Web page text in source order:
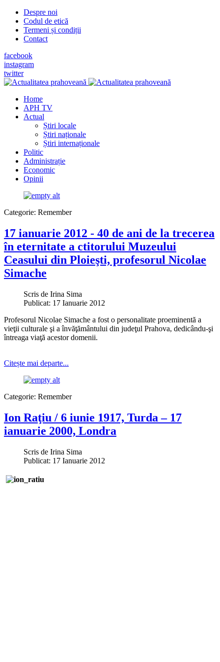
Despre noi
Codul de etică
Termeni și condiții
Contact
facebook
instagram
twitter
Home
APH TV
Actual
Știri locale
Știri naționale
Știri internaționale
Politic
Administrație
Economic
Opinii
Categorie: Remember
17 ianuarie 2012 - 40 de ani de la trecerea
în eternitate a ctitorului Muzeului
Ceasului din Ploieşti, profesorul Nicolae
Simache
Scris de Irina Sima
Publicat: 17 Ianuarie 2012
Profesorul Nicolae Simache a fost o personalitate proeminentă a
vieţii culturale şi a învăţământului din judeţul Prahova, dedicându-şi
întreaga viaţă acestor domenii.
Citește mai departe...
Categorie: Remember
Ion Raţiu / 6 iunie 1917, Turda – 17
ianuarie 2000, Londra
Scris de Irina Sima
Publicat: 17 Ianuarie 2012